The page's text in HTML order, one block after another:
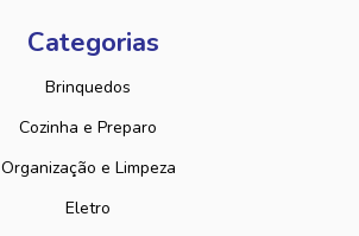
Categorias
Brinquedos
Cozinha e Preparo
Organização e Limpeza
Eletro